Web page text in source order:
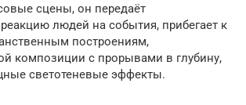
сцены, он передаёт
людей на события, прибегает к
построениям,
композиции с прорывами в глубину,
светотеневые эффекты.